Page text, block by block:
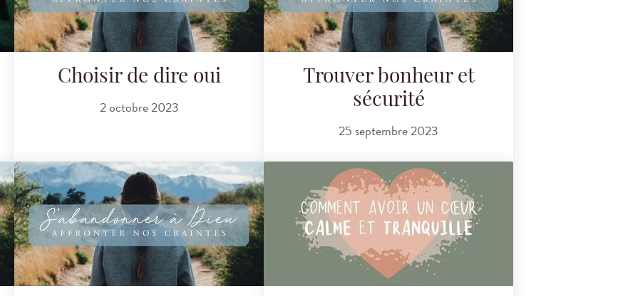
Choisir de dire oui
2 octobre 2023
Trouver bonheur et
sécurité
25 septembre 2023